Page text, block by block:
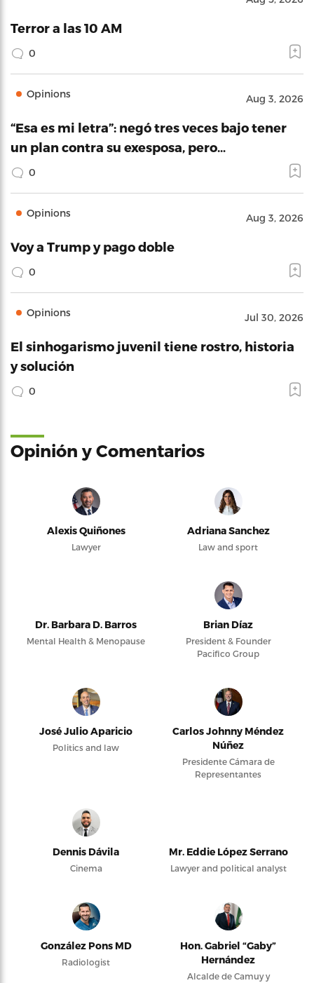
Terror a las 10 AM
0
Opinions Aug 3, 2026
“Esa es mi letra”: negó tres veces bajo tener
un plan contra su exesposa, pero…
0
Opinions Aug 3, 2026
Voy a Trump y pago doble
0
Opinions Jul 30, 2026
El sinhogarismo juvenil tiene rostro, historia
y solución
0
Opinión y Comentarios
Alexis Quiñones
Lawyer
Adriana Sanchez
Law and sport
Dr. Barbara D. Barros
Mental Health & Menopause
Brian Díaz
President & Founder
Pacifico Group
José Julio Aparicio
Politics and law
Carlos Johnny Méndez
Núñez
Presidente Cámara de
Representantes
Dennis Dávila
Cinema
Mr. Eddie López Serrano
Lawyer and political analyst
González Pons MD
Radiologist
Hon. Gabriel “Gaby”
Hernández
Alcalde de Camuy y